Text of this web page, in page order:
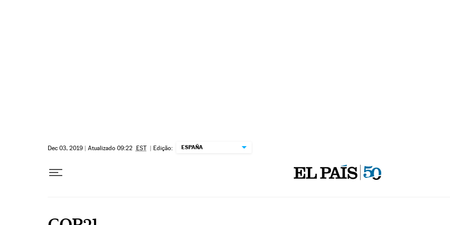
Dec 03, 2019 | Atualizado 09:22 EST | Edição: ESPAÑA